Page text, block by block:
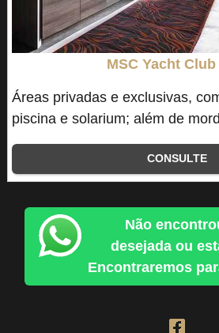
MSC Yacht Club
Áreas privadas e exclusivas,
piscina e solarium; além de
CONSULTE
Não
desejada ou
Encontraremos